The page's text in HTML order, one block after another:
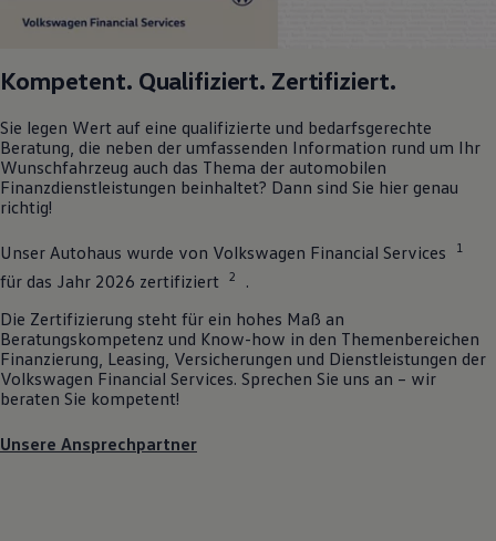
Kompetent. Qualifiziert. Zertifiziert.
Sie legen Wert auf eine qualifizierte und bedarfsgerechte
Beratung, die neben der umfassenden Information rund um Ihr
Wunschfahrzeug auch das Thema der automobilen
Finanzdienstleistungen beinhaltet? Dann sind Sie hier genau
richtig!
Unser Autohaus wurde von Volkswagen Financial Services 1
für das Jahr 2026 zertifiziert 2
.
Die Zertifizierung steht für ein hohes Maß an
Beratungskompetenz und Know-how in den Themenbereichen
Finanzierung, Leasing, Versicherungen und Dienstleistungen der
Volkswagen Financial Services. Sprechen Sie uns an – wir
beraten Sie kompetent!
Unsere Ansprechpartner